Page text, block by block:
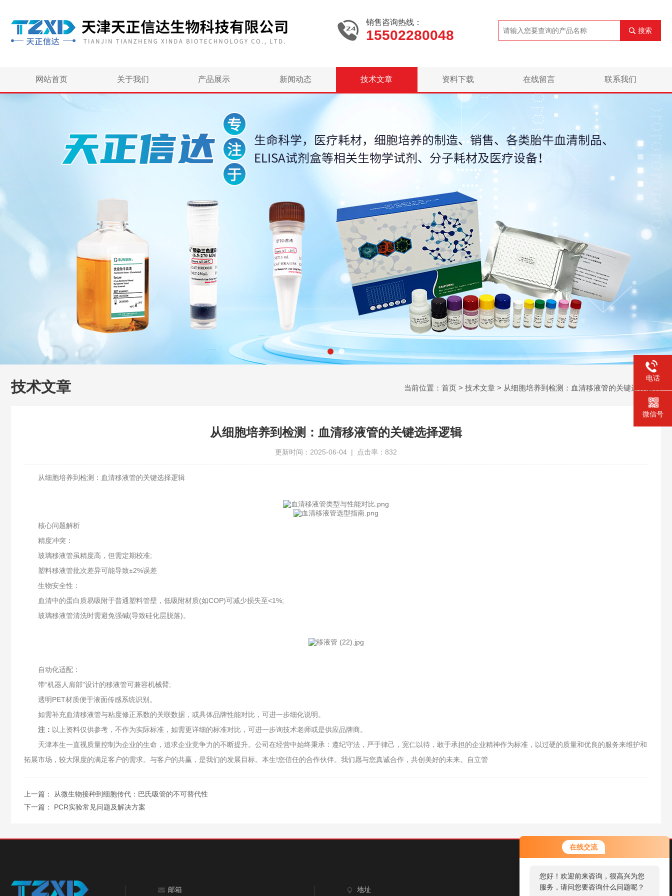
在线交流
您好！欢迎前来咨询，很高兴为您
服务，请问您要咨询什么问题呢？
您好，看您停留很久了，是否找到
了需求产品，您可以直接在线与我
销售咨询热线：
15502280048 搜索
网站首页 关于我们 产品展示 新闻动态 技术文章 资料下载 在线留言 联系我们
技术文章 当前位置： 首页 > 技术文章 > 从细胞培养到检测：血清移液管的关键选择逻辑
从细胞培养到检测：血清移液管的关键选择逻辑
更新时间：2025-06-04 | 点击率：832
从细胞培养到检测：血清移液管的关键选择逻辑
核心问题解析
精度冲突：
玻璃移液管虽精度高，但需定期校准;
塑料移液管批次差异可能导致±2%误差
生物安全性：
血清中的蛋白质易吸附于普通塑料管壁，低吸附材质(如COP)可减少损失至<1%;
玻璃移液管清洗时需避免强碱(导致硅化层脱落)。
自动化适配：
带“机器人肩部"设计的移液管可兼容机械臂;
透明PET材质便于液面传感系统识别。
如需补充血清移液管与粘度修正系数的关联数据，或具体品牌性能对比，可进一步细化说明。
注： 以上资料仅供参考，不作为实际标准，如需更详细的标准对比，可进一步询技术老师或是供应品牌商。
天津本生一直视质量控制为企业的生命，追求企业竞争力的不断提升。公司在经营中始终秉承：遵纪守法，严于律己，宽仁以待，敢于承担的企业精神作为标准，以过硬的质量和优良的服务来维护和
拓展市场，较大限度的满足客户的需求。与客户的共赢，是我们的发展目标。本生!您信任的合作伙伴。我们愿与您真诚合作，共创美好的未来。自立管
上一篇：
从微生物接种到细胞传代：巴氏吸管的不可替代性
下一篇： PCR实验常见问题及解决方案
邮箱 地址
电话
微信号